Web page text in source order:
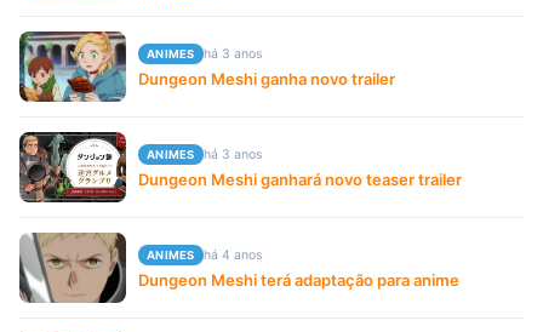
ANIMES há 3 anos
Dungeon Meshi ganha novo trailer
ANIMES há 3 anos
Dungeon Meshi ganhará novo teaser trailer
ANIMES há 4 anos
Dungeon Meshi terá adaptação para anime